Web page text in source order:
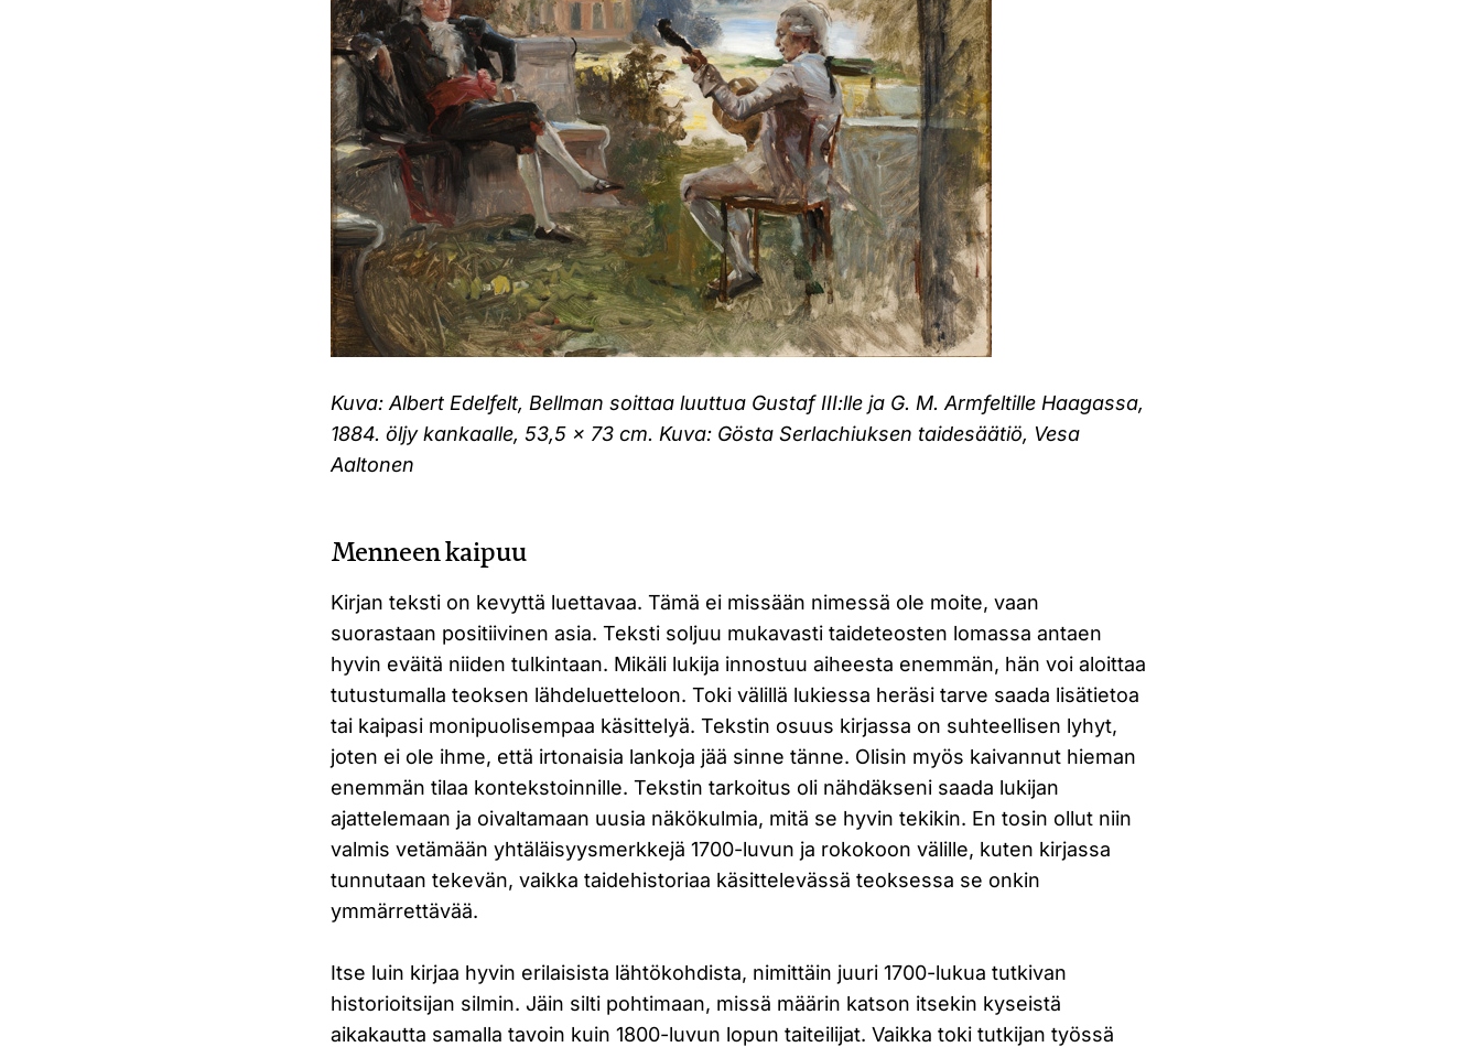
Kuva: Albert Edelfelt, Bellman soittaa luuttua Gustaf III:lle ja G. M. Armfeltille Haagassa,
1884. öljy kankaalle, 53,5 x 73 cm. Kuva: Gösta Serlachiuksen taidesäätiö, Vesa
Aaltonen
Menneen kaipuu
Kirjan teksti on kevyttä luettavaa. Tämä ei missään nimessä ole moite, vaan
suorastaan positiivinen asia. Teksti soljuu mukavasti taideteosten lomassa antaen
hyvin eväitä niiden tulkintaan. Mikäli lukija innostuu aiheesta enemmän, hän voi aloittaa
tutustumalla teoksen lähdeluetteloon. Toki välillä lukiessa heräsi tarve saada lisätietoa
tai kaipasi monipuolisempaa käsittelyä. Tekstin osuus kirjassa on suhteellisen lyhyt,
joten ei ole ihme, että irtonaisia lankoja jää sinne tänne. Olisin myös kaivannut hieman
enemmän tilaa kontekstoinnille. Tekstin tarkoitus oli nähdäkseni saada lukijan
ajattelemaan ja oivaltamaan uusia näkökulmia, mitä se hyvin tekikin. En tosin ollut niin
valmis vetämään yhtäläisyysmerkkejä 1700-luvun ja rokokoon välille, kuten kirjassa
tunnutaan tekevän, vaikka taidehistoriaa käsittelevässä teoksessa se onkin
ymmärrettävää.
Itse luin kirjaa hyvin erilaisista lähtökohdista, nimittäin juuri 1700-lukua tutkivan
historioitsijan silmin. Jäin silti pohtimaan, missä määrin katson itsekin kyseistä
aikakautta samalla tavoin kuin 1800-luvun lopun taiteilijat. Vaikka toki tutkijan työssä